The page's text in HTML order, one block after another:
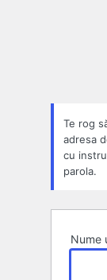
Te rog
adresa
cu
parola.
Nume